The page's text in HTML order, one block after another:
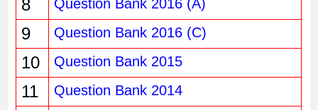
8 Question Bank 2016 (A)
9 Question Bank 2016 (C)
10 Question Bank 2015
11 Question Bank 2014